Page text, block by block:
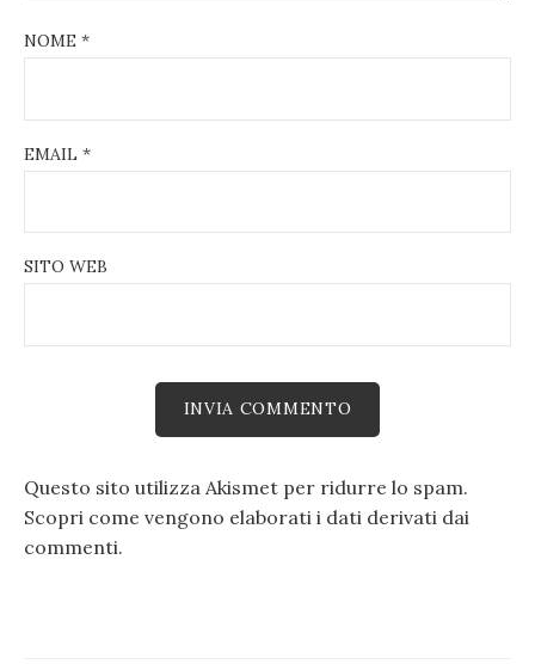
NOME *
EMAIL *
SITO WEB
Questo sito utilizza Akismet per ridurre lo spam.
Scopri come vengono elaborati i dati derivati dai
commenti.